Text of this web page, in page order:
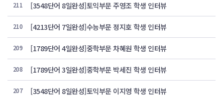
211 [3548단어 8일완성]토익부문 주영조 학생 인터뷰
210 [4213단어 7일완성]수능부문 정지호 학생 인터뷰
209 [1789단어 4일완성]중학부문 차혜원 학생 인터뷰
208 [1789단어 3일완성]중학부문 박세진 학생 인터뷰
207 [3548단어 8일완성]토익부문 이지영 학생 인터뷰